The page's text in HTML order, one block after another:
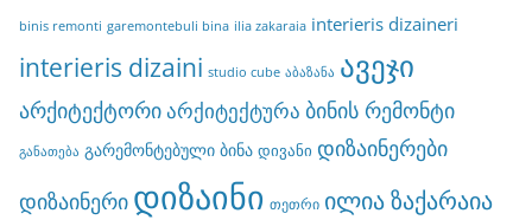
binis remonti garemontebuli bina ilia zakaraia interieris dizaineri
interieris dizaini studio cube აბაზანა ავეჯი
არქიტექტორიარქიტექტურა ბინის რემონტი
განათება გარემონტებული ბინა დივანი დიზაინერები
დიზაინერი დიზაინი თეთრი ილია ზაქარაია